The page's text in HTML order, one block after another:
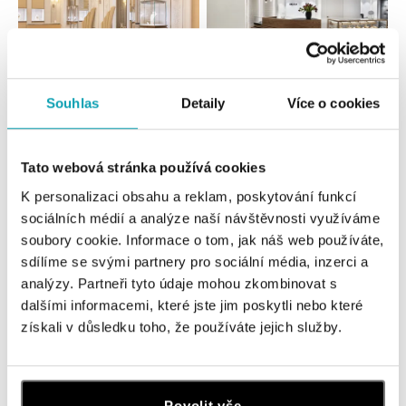
Souhlas Detaily Více o cookies
Tato webová stránka používá cookies
K personalizaci obsahu a reklam, poskytování funkcí
sociálních médií a analýze naší návštěvnosti využíváme
soubory cookie. Informace o tom, jak náš web používáte,
sdílíme se svými partnery pro sociální média, inzerci a
analýzy. Partneři tyto údaje mohou zkombinovat s
dalšími informacemi, které jste jim poskytli nebo které
získali v důsledku toho, že používáte jejich služby.
Slovensko
HALADA Pařížská, Praha
tel.: +420724986111
dnes otevřeno od 10:00
HALADA Na Příkopě, Praha
Na Příkopě 16, 110 00 Praha 1
tel.: +420608028615
dnes otevřeno od 09:00
HALADA Česká, Brno